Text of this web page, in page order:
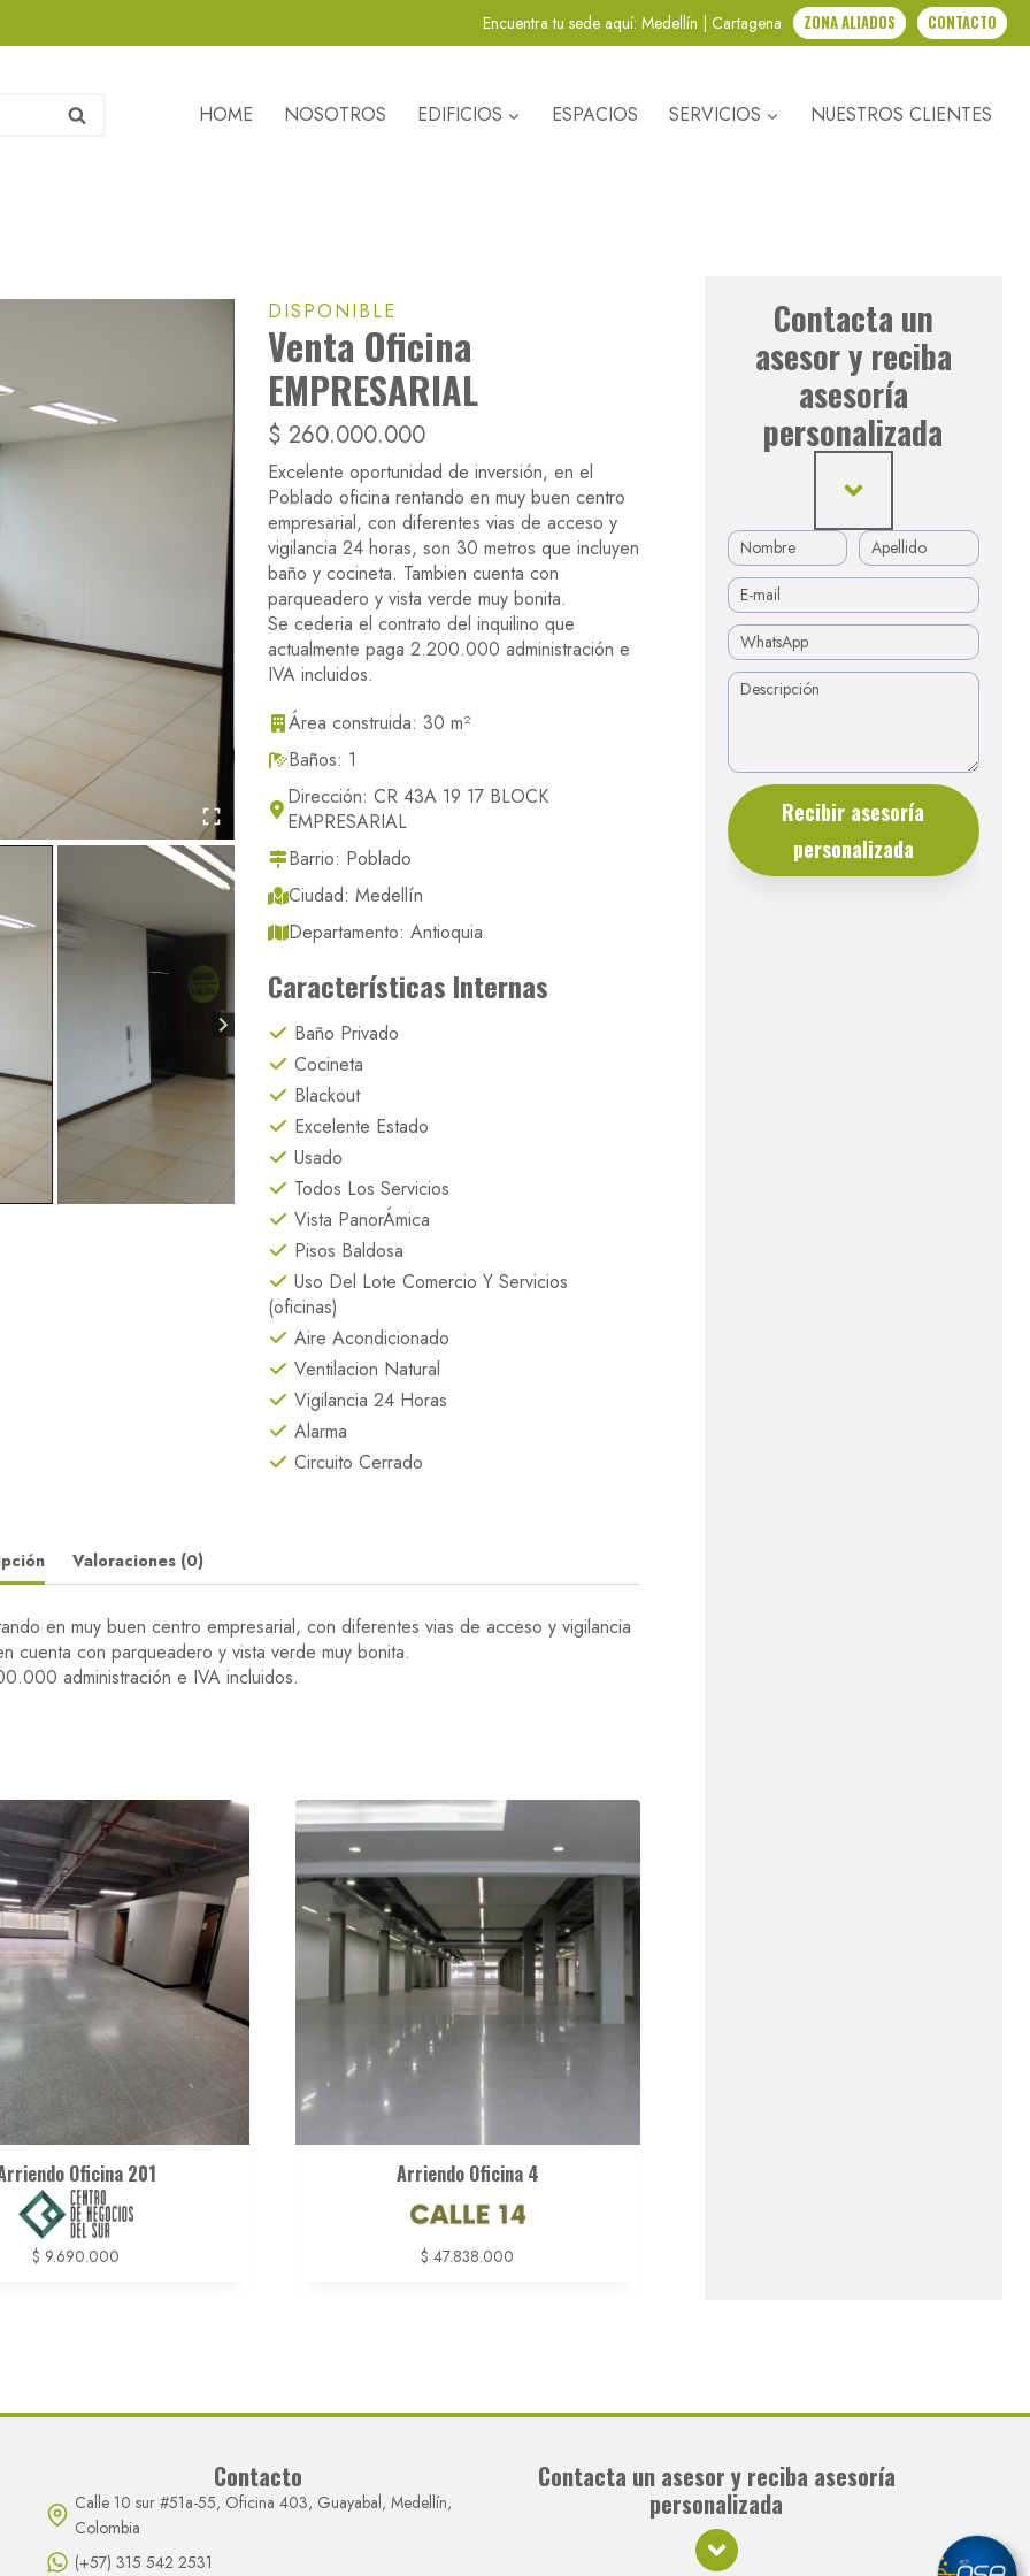
Encuentra tu sede aquí:Medellín |Cartagena ZONA ALIADOS CONTACTO
Buscar HOME NOSOTROS EDIFICIOS ESPACIOS SERVICIOS NUESTROS CLIENTES
DISPONIBLE
Venta Oficina
EMPRESARIAL
$ 260.000.000
Excelente oportunidad de inversión, en el
Poblado oficina rentando en muy buen centro
empresarial, con diferentes vias de acceso y
vigilancia 24 horas, son 30 metros que incluyen
baño y cocineta. Tambien cuenta con
parqueadero y vista verde muy bonita.
Se cederia el contrato del inquilino que
actualmente paga 2.200.000 administración e
IVA incluidos.
Área construida: 30 m²
Baños: 1
Dirección: CR 43A 19 17 BLOCK
EMPRESARIAL
Barrio: Poblado
Ciudad: Medellín
Departamento: Antioquia
Características Internas
Baño Privado
Cocineta
Blackout
Excelente Estado
Usado
Todos Los Servicios
Vista PanorÁmica
Pisos Baldosa
Uso Del Lote Comercio Y Servicios
(oficinas)
Aire Acondicionado
Ventilacion Natural
Vigilancia 24 Horas
Alarma
Circuito Cerrado
Valoraciones (0)
en muy buen centro empresarial, con diferentes vias de acceso y vigilancia
cuenta con parqueadero y vista verde muy bonita.
administración e IVA incluidos.
Oficina 201
$ 9.690.000
Arriendo Oficina 4
$ 47.838.000
Contacta un
asesor y reciba
asesoría
personalizada
Recibir asesoría
personalizada
Contacto
Calle 10 sur #51a-55, Oficina 403, Guayabal, Medellín,
Colombia
(+57) 315 542 2531
Contacta un asesor y reciba asesoría
personalizada